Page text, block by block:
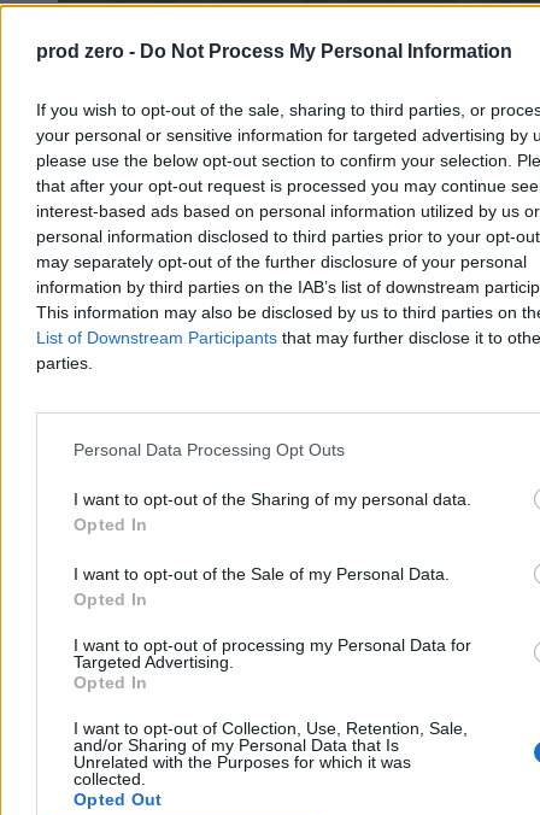
prod zero - Do Not Process My Personal Information
If you wish to opt-out of the sale, sharing to third parties, or
your personal or sensitive information for targeted advertising by
please use the below opt-out section to confirm your selection.
that after your opt-out request is processed you may continue
interest-based ads based on personal information utilized by us or
personal information disclosed to third parties prior to your opt-
may separately opt-out of the further disclosure of your personal
information by third parties on the IAB’s list of downstream
This information may also be disclosed by us to third parties on
List of Downstream Participants that may further disclose it to
parties.
Personal Data Processing Opt Outs
I want to opt-out of the Sharing of my personal data.
Opted In
I want to opt-out of the Sale of my Personal Data.
Opted In
I want to opt-out of processing my Personal Data for
Targeted Advertising.
Opted In
I want to opt-out of Collection, Use, Retention, Sale,
and/or Sharing of my Personal Data that Is
Unrelated with the Purposes for which it was
collected.
Opted Out
„Ja to mogę nie wychodzić ze stroju”. Strażniczka
tradycji Żywiecczyzny
– Ja to mogę nie wychodzić ze stroju. Dla mnie większym
problemem jest założyć coś innego – mówi wesoło Irena Pietras.
Siwe włosy spięte w kok poprawia prawą dłonią. Na palcach mienią
się złote pierścionki. Szyję zaś zdobią korale z najprawdziwszego
koralowca. Dobrze kontrastują z białą, haftowaną bluzką i zieloną
spódnicą w drobne kwiaty.
Aleksandra Cieślik
Dzisiaj 05:59
12 min
Kraj